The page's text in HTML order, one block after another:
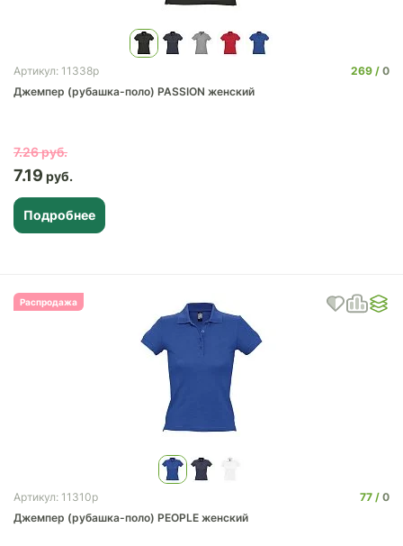
Артикул: 11338p 269
0
Джемпер (рубашка-поло) PASSION женский
7.26
7.19
Подробнее
Распродажа
Артикул: 11310p 77
0
Джемпер (рубашка-поло) PEOPLE женский